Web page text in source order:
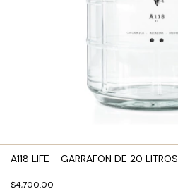
A118 LIFE - GARRAFON DE 20 LITROS
$4,700.00